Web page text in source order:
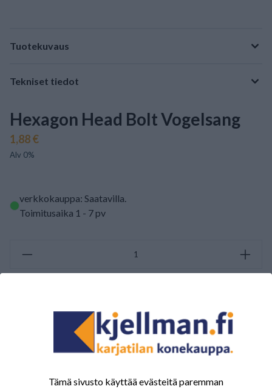
Tuotekuvaus
Tekniset tiedot
Hexagon Head Bolt Vogelsang
1,88 €
Alv 0%
verkkokauppa: Saatavilla.
Toimitusaika 1 - 7 pv
ARVOSTELUJEN YHTEENVETO
Tämä sivusto käyttää evästeitä paremman